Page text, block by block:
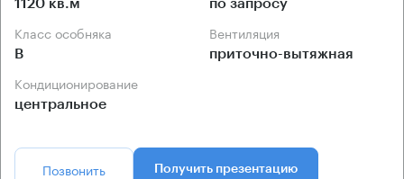
1120 кв.м по запросу
Класс особняка
B
Вентиляция
приточно-вытяжная
Кондиционирование
центральное
Позвонить Получить презентацию